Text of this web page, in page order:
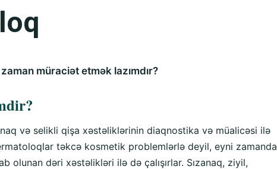
müraciət etmək lazımdır?
və selikli qişa xəstəliklərinin diaqnostika və müalicəsi ilə
təkcə kosmetik problemlərlə deyil, eyni zamanda
olunan dəri xəstəlikləri ilə də çalışırlar. Sızanaq, ziyil,